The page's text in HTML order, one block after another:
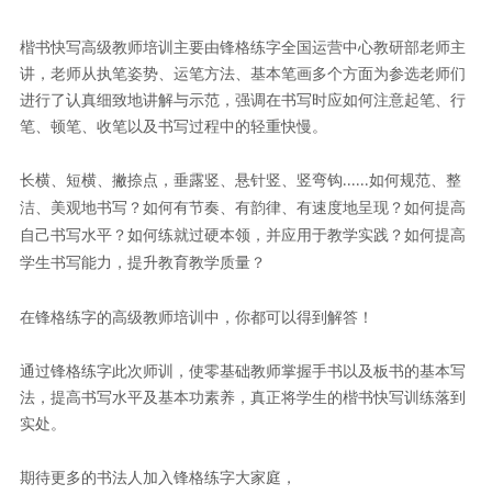
楷书快写高级教师培训主要由锋格练字全国运营中心教研部老师主
讲，老师从执笔姿势、运笔方法、基本笔画多个方面为参选老师们
进行了认真细致地讲解与示范，强调在书写时应如何注意起笔、行
笔、顿笔、收笔以及书写过程中的轻重快慢。
长横、短横、撇捺点，垂露竖、悬针竖、竖弯钩......如何规范、整
洁、美观地书写？如何有节奏、有韵律、有速度地呈现？如何提高
自己书写水平？如何练就过硬本领，并应用于教学实践？如何提高
学生书写能力，提升教育教学质量？
在锋格练字的高级教师培训中，你都可以得到解答！
通过锋格练字此次师训，使零基础教师掌握手书以及板书的基本写
法，提高书写水平及基本功素养，真正将学生的楷书快写训练落到
实处。
期待更多的书法人加入锋格练字大家庭，